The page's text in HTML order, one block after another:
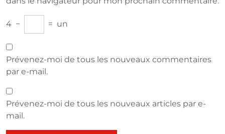
4 − = un
Prévenez-moi de tous les nouveaux commentaires
par e-mail.
Prévenez-moi de tous les nouveaux articles par e-
mail.